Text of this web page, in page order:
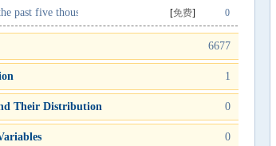
past five thousand years [免费] 0
6677
1
Their Distribution 0
0